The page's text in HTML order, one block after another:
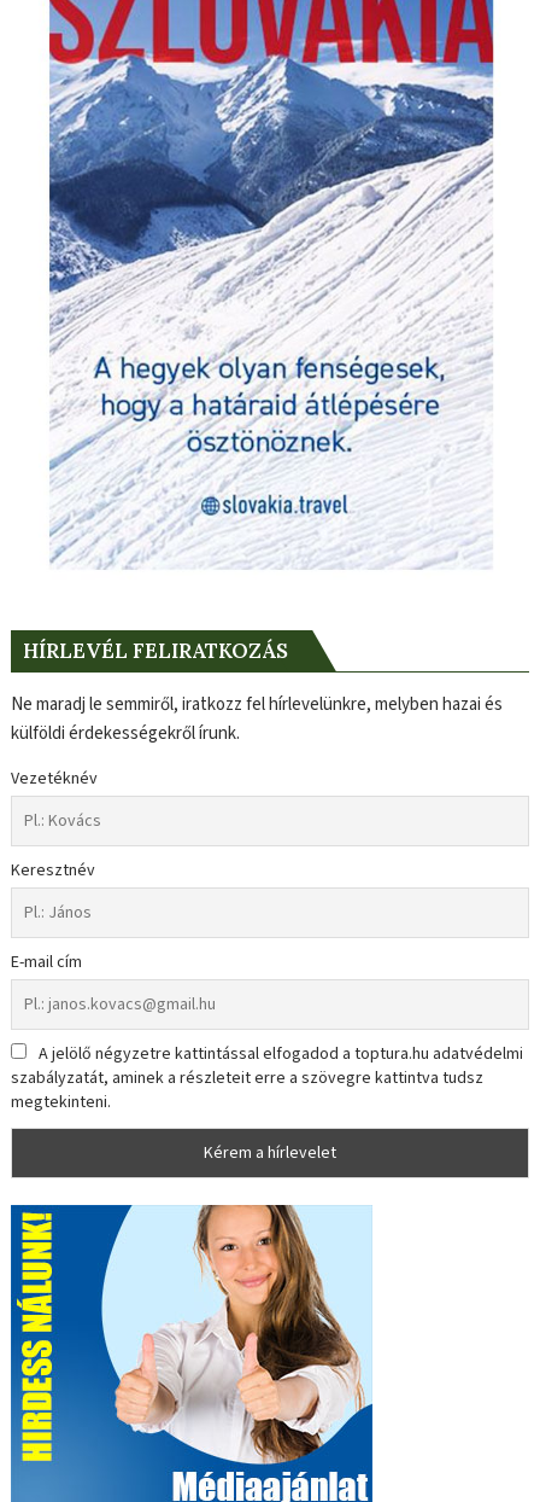
HÍRLEVÉL FELIRATKOZÁS
Ne maradj le semmiről, iratkozz fel hírlevelünkre, melyben hazai és
külföldi érdekességekről írunk.
Vezetéknév
Keresztnév
E-mail cím
A jelölő négyzetre kattintással elfogadod a toptura.hu adatvédelmi
szabályzatát, aminek a részleteit erre a szövegre kattintva tudsz
megtekinteni.